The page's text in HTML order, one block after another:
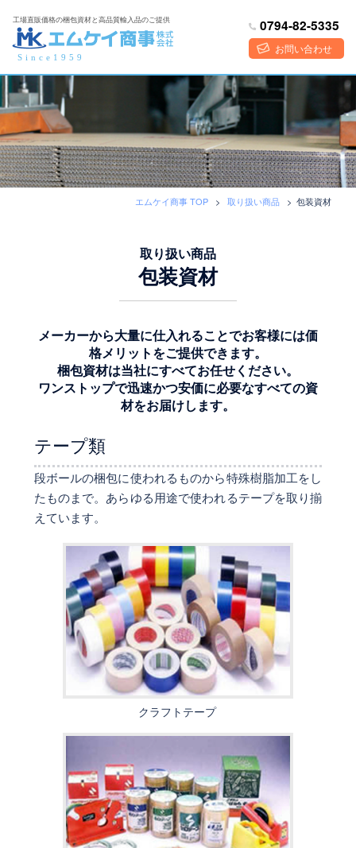
ツ
へ
ス
キ
ッ
プ
工場直販価格の梱包資材と高品質輸入品のご提供
Since1959
0794-82-5335
お問い合わせ
エムケイ商事 TOP > 取り扱い商品 > 包装資材
取り扱い商品
包装資材
メーカーから大量に仕入れることでお客様には価
格メリットをご提供できます。
梱包資材は当社にすべてお任せください。
ワンストップで迅速かつ安価に必要なすべての資
材をお届けします。
テープ類
段ボールの梱包に使われるものから特殊樹脂加工をし
たものまで。あらゆる用途で使われるテープを取り揃
えています。
クラフトテープ